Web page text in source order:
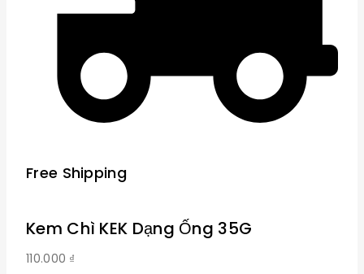
Free Shipping
Kem Chì KEK Dạng Ống 35G
110.000 ₫